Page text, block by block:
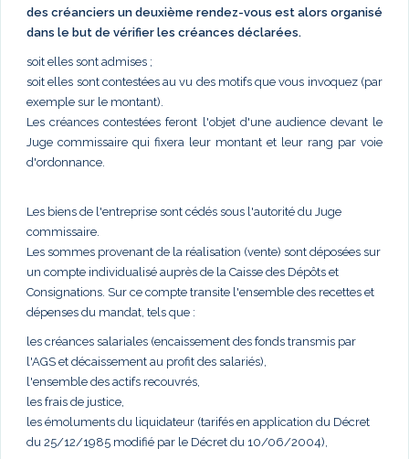
des créanciers un deuxième rendez-vous est alors organisé
dans le but de vérifier les créances déclarées.
soit elles sont admises ;
soit elles sont contestées au vu des motifs que vous invoquez (par
exemple sur le montant).
Les créances contestées feront l'objet d'une audience devant le
Juge commissaire qui fixera leur montant et leur rang par voie
d'ordonnance.
Les biens de l'entreprise sont cédés sous l'autorité du Juge
commissaire.
Les sommes provenant de la réalisation (vente) sont déposées sur
un compte individualisé auprès de la Caisse des Dépôts et
Consignations. Sur ce compte transite l'ensemble des recettes et
dépenses du mandat, tels que :
les créances salariales (encaissement des fonds transmis par
l'AGS et décaissement au profit des salariés),
l'ensemble des actifs recouvrés,
les frais de justice,
les émoluments du liquidateur (tarifés en application du Décret
du 25/12/1985 modifié par le Décret du 10/06/2004),